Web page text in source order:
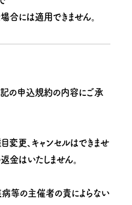
合には適用できません。
の申込規約の内容にご承
更、キャンセルはできませ
金はいたしません。
等の主催者の責によらない